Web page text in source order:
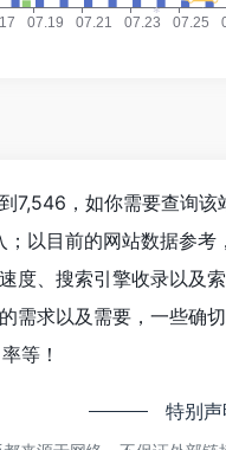
7,546，如你需要查询
；以目前的网站数据参
度、搜索引擎收录以及
需求以及需要，一些确
等！
特别声